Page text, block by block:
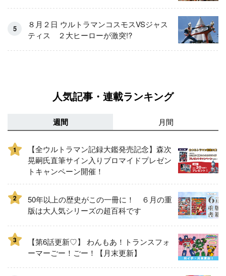
８月２日 ウルトラマンコスモスVSジャス
ティス ２大ヒーローが激突!?
人気記事・連載ランキング
週間 月間
1
【全ウルトラマン記録大鑑発売記念】森次
晃嗣氏直筆サイン入りブロマイドプレゼン
トキャンペーン開催！
2
50年以上の歴史がこの一冊に！ ６月の重
版は大人気シリーズの超百科です
3
【第6話更新♡】 わんもあ！トランスフォ
ーマーごー！ごー！【月末更新】